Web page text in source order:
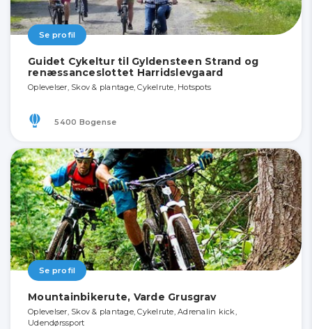
Se profil
Guidet Cykeltur til Gyldensteen Strand og
renæssanceslottet Harridslevgaard
Oplevelser, Skov & plantage, Cykelrute, Hotspots
5400 Bogense
Se profil
Mountainbikerute, Varde Grusgrav
Oplevelser, Skov & plantage, Cykelrute, Adrenalin kick,
Udendørssport